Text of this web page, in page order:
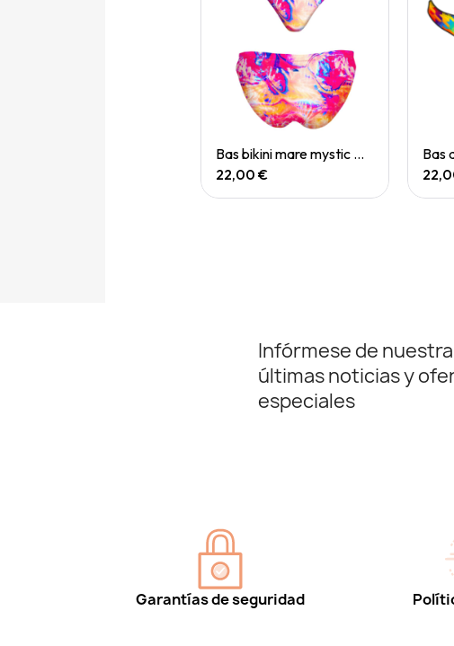
Quick View
Bas bikini mare mystic mirage
22,00 €
Infórmese de
últimas noticias y
especiales
Garantías de seguridad